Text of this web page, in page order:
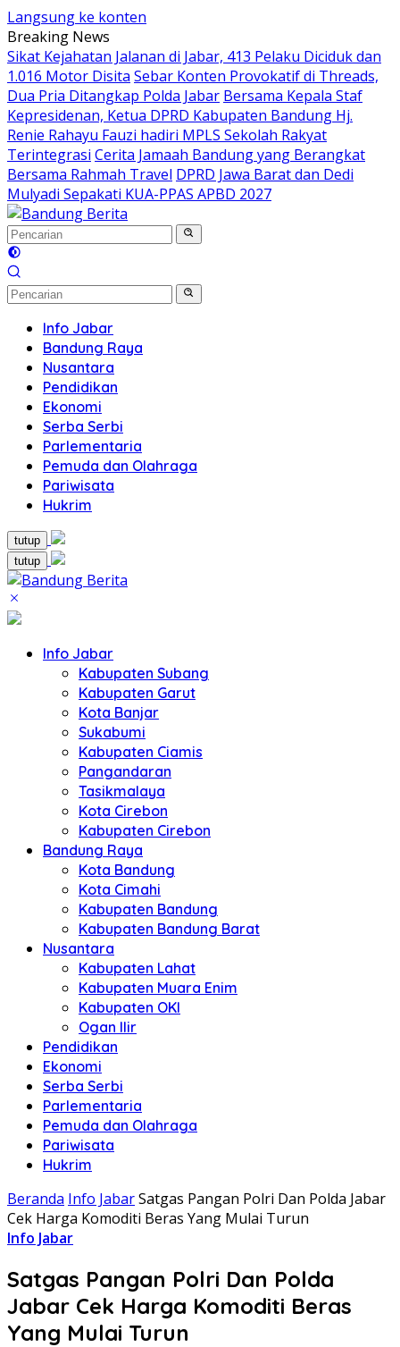
Langsung ke konten
Breaking News
Sikat Kejahatan Jalanan di Jabar, 413 Pelaku Diciduk dan
1.016 Motor Disita Sebar Konten Provokatif di Threads,
Dua Pria Ditangkap Polda Jabar Bersama Kepala Staf
Kepresidenan, Ketua DPRD Kabupaten Bandung Hj.
Renie Rahayu Fauzi hadiri MPLS Sekolah Rakyat
Terintegrasi Cerita Jamaah Bandung yang Berangkat
Bersama Rahmah Travel DPRD Jawa Barat dan Dedi
Mulyadi Sepakati KUA-PPAS APBD 2027
Info Jabar
Bandung Raya
Nusantara
Pendidikan
Ekonomi
Serba Serbi
Parlementaria
Pemuda dan Olahraga
Pariwisata
Hukrim
tutup
tutup
Info Jabar
Kabupaten Subang
Kabupaten Garut
Kota Banjar
Sukabumi
Kabupaten Ciamis
Pangandaran
Tasikmalaya
Kota Cirebon
Kabupaten Cirebon
Bandung Raya
Kota Bandung
Kota Cimahi
Kabupaten Bandung
Kabupaten Bandung Barat
Nusantara
Kabupaten Lahat
Kabupaten Muara Enim
Kabupaten OKI
Ogan Ilir
Pendidikan
Ekonomi
Serba Serbi
Parlementaria
Pemuda dan Olahraga
Pariwisata
Hukrim
Beranda Info JabarSatgas Pangan Polri Dan Polda Jabar
Cek Harga Komoditi Beras Yang Mulai Turun
Info Jabar
Satgas Pangan Polri Dan Polda
Jabar Cek Harga Komoditi Beras
Yang Mulai Turun